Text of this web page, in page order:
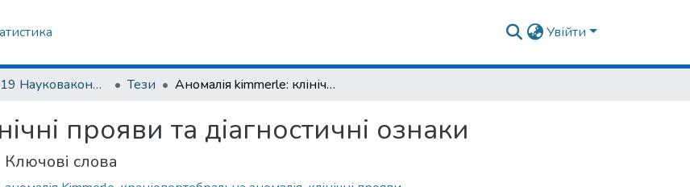
Увійти
2024.04.19 Науковаконференція «Вертебрологія на сучасному етапі», присвячена 100-річчю з дня народження видатного вченого ортопеда-травматолога академіка О.О.Коржа. 19 квітня 2024 р; Харків Тези Аномалія kimmerle: клінічні прояви та діагностичні ознаки
прояви та діагностичні ознаки
Ключові слова